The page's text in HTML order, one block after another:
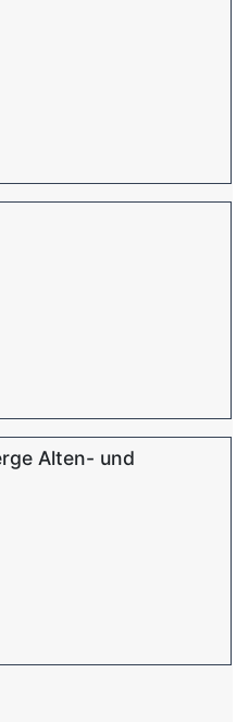
Alten- und